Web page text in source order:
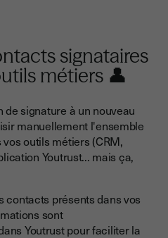
signataires
métiers 👤
signature à un nouveau
manuellement l'ensemble
outils métiers (CRM,
Youtrust... mais ça,
contacts présents dans vos
sont
Youtrust pour faciliter la